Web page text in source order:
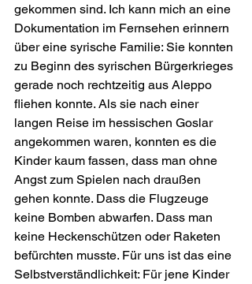
gekommen sind. Ich kann mich an eine
Dokumentation im Fernsehen erinnern
über eine syrische Familie: Sie konnten
zu Beginn des syrischen Bürgerkrieges
gerade noch rechtzeitig aus Aleppo
fliehen konnte. Als sie nach einer
langen Reise im hessischen Goslar
ange­kommen waren, konnten es die
Kinder kaum fassen, dass man ohne
Angst zum Spielen nach draußen
gehen konnte. Dass die Flugzeuge
keine Bomben abwarfen. Dass man
keine Hecken­schützen oder Raketen
befürchten musste. Für uns ist das eine
Selbstverständlichkeit: Für jene Kinder